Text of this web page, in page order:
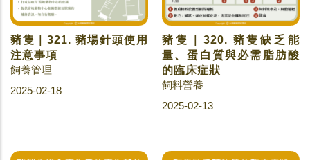
豬隻｜321. 豬場針頭使用
注意事項
飼養管理
2025-02-18
豬隻｜320. 豬隻缺乏能
量、蛋白質與必需脂肪酸
的臨床症狀
飼料營養
2025-02-13